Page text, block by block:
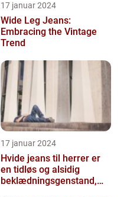
17 januar 2024
Wide Leg Jeans:
Embracing the Vintage
Trend
17 januar 2024
Hvide jeans til herrer er
en tidløs og alsidig
beklædningsgenstand,